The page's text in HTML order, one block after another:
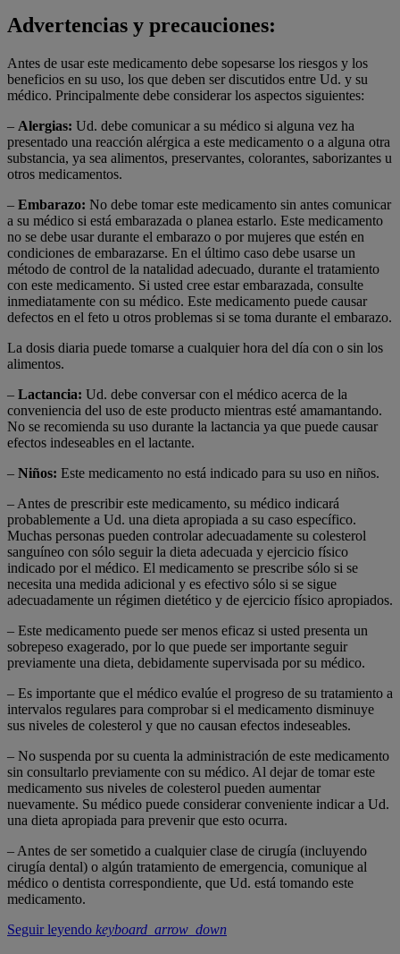
Advertencias y precauciones:
Antes de usar este medicamento debe sopesarse los riesgos y los
beneficios en su uso, los que deben ser discutidos entre Ud. y su
médico. Principalmente debe considerar los aspectos siguientes:
– Alergias: Ud. debe comunicar a su médico si alguna vez ha
presentado una reacción alérgica a este medicamento o a alguna otra
substancia, ya sea alimentos, preservantes, colorantes, saborizantes u
otros medicamentos.
– Embarazo: No debe tomar este medicamento sin antes comunicar
a su médico si está embarazada o planea estarlo. Este medicamento
no se debe usar durante el embarazo o por mujeres que estén en
condiciones de embarazarse. En el último caso debe usarse un
método de control de la natalidad adecuado, durante el tratamiento
con este medicamento. Si usted cree estar embarazada, consulte
inmediatamente con su médico. Este medicamento puede causar
defectos en el feto u otros problemas si se toma durante el embarazo.
La dosis diaria puede tomarse a cualquier hora del día con o sin los
alimentos.
– Lactancia: Ud. debe conversar con el médico acerca de la
conveniencia del uso de este producto mientras esté amamantando.
No se recomienda su uso durante la lactancia ya que puede causar
efectos indeseables en el lactante.
– Niños: Este medicamento no está indicado para su uso en niños.
– Antes de prescribir este medicamento, su médico indicará
probablemente a Ud. una dieta apropiada a su caso específico.
Muchas personas pueden controlar adecuadamente su colesterol
sanguíneo con sólo seguir la dieta adecuada y ejercicio físico
indicado por el médico. El medicamento se prescribe sólo si se
necesita una medida adicional y es efectivo sólo si se sigue
adecuadamente un régimen dietético y de ejercicio físico apropiados.
– Este medicamento puede ser menos eficaz si usted presenta un
sobrepeso exagerado, por lo que puede ser importante seguir
previamente una dieta, debidamente supervisada por su médico.
– Es importante que el médico evalúe el progreso de su tratamiento a
intervalos regulares para comprobar si el medicamento disminuye
sus niveles de colesterol y que no causan efectos indeseables.
– No suspenda por su cuenta la administración de este medicamento
sin consultarlo previamente con su médico. Al dejar de tomar este
medicamento sus niveles de colesterol pueden aumentar
nuevamente. Su médico puede considerar conveniente indicar a Ud.
una dieta apropiada para prevenir que esto ocurra.
– Antes de ser sometido a cualquier clase de cirugía (incluyendo
cirugía dental) o algún tratamiento de emergencia, comunique al
médico o dentista correspondiente, que Ud. está tomando este
medicamento.
Seguir leyendo keyboard_arrow_down